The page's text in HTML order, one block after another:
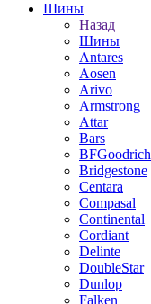
Шины
Назад
Шины
Antares
Aosen
Arivo
Armstrong
Attar
Bars
BFGoodrich
Bridgestone
Centara
Compasal
Continental
Cordiant
Delinte
DoubleStar
Dunlop
Falken